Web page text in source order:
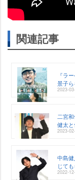
関連記事
『ラ
景子
2023-
二宮
健太
2023-
中島
じて
2022-